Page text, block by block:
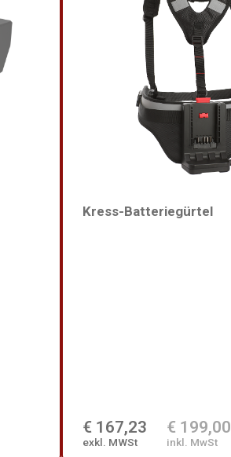
Kress-Batteriegürtel
€ 167,23
exkl. MWSt
€ 199,00
inkl. MwSt